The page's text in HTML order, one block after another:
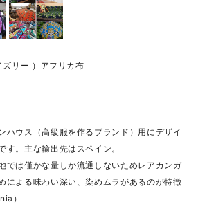
リー ）アフリカ布
ハウス（高級服を作るブランド）用にデザイ
す。主な輸出先はスペイン。
では僅かな量しか流通しないためレアカンガ
による味わい深い、染めムラがあるのが特徴
）